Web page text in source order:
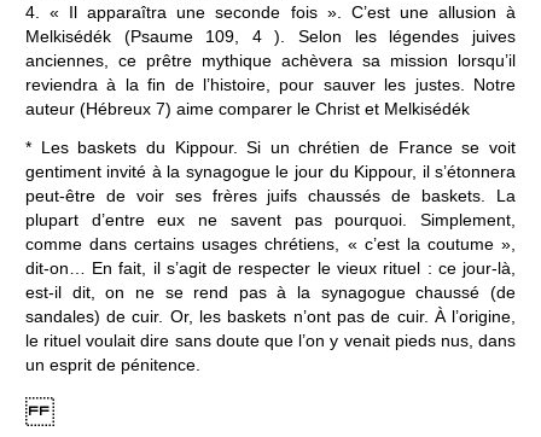
4. « Il apparaîtra une seconde fois ». C’est une allusion à
Melkisédék (Psaume 109, 4 ). Selon les légendes juives
anciennes, ce prêtre mythique achèvera sa mission lorsqu’il
reviendra à la fin de l’histoire, pour sauver les justes. Notre
auteur (Hébreux 7) aime comparer le Christ et Melkisédék
* Les baskets du Kippour. Si un chrétien de France se voit
gentiment invité à la synagogue le jour du Kippour, il s’étonnera
peut-être de voir ses frères juifs chaussés de baskets. La
plupart d’entre eux ne savent pas pourquoi. Simplement,
comme dans certains usages chrétiens, « c’est la coutume »,
dit-on… En fait, il s’agit de respecter le vieux rituel : ce jour-là,
est-il dit, on ne se rend pas à la synagogue chaussé (de
sandales) de cuir. Or, les baskets n’ont pas de cuir. À l’origine,
le rituel voulait dire sans doute que l’on y venait pieds nus, dans
un esprit de pénitence.